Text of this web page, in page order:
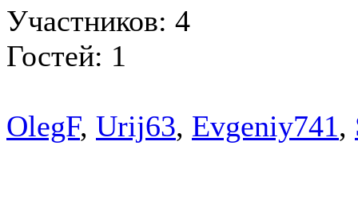
Участников: 4
Гостей: 1
OlegF, Urij63, Evgeniy741,